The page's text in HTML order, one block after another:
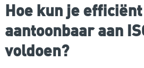
Hoe kun je
aantoonbaar aan
voldoen?